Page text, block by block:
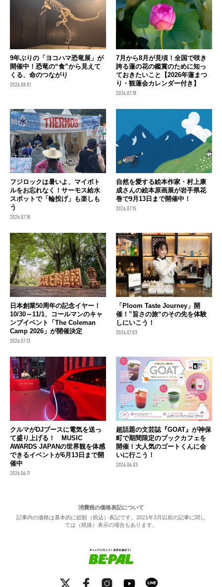
9年ぶりの「ヨコハマ恐竜展」が
開催中！恐竜の“食”から見えて
くる、命のつながり
2026.08.01
7月から8月が見頃！全国で咲き
誇る蓮の花の鑑賞のために知っ
ておきたいこと【2026年蓮まつ
り・観蓮会カレンダー付き】
2026.07.18
フジロックは暑いよ、マイボト
ルをお忘れなく！サーモス給水
スポットで「輪投げ」も楽しも
う
2026.07.18
自然を愛する絵本作家・村上康
成さんの絵本原画展が岩手県花
巻で9月13日まで開催中！
2026.07.15
日本創業50周年の記念イヤー！
10/30～11/1、コールマンのキャ
ンプイベント「The Coleman
Camp 2026」が開催決定
2026.07.13
「Ploom Taste Journey」開
催！‟旨さの旅“のその先を体験
しにいこう！
2026.07.03
クルマがDJブースに電気を送っ
て盛り上げる！ MUSIC
AWARDS JAPANの世界観を体感
できるイベントが6月13日まで開
催中
2026.06.11
超話題の文芸誌『GOAT』が神保
町で期間限定のブックカフェを
開催！大人気のゴートくんに会
いに行こう！
2026.06.03
消費税の価格表記について
記事内の価格は基本的に総額（税込）表記です。2021年3月以前の記事に関し
ては（税抜）表示の場合もあります。